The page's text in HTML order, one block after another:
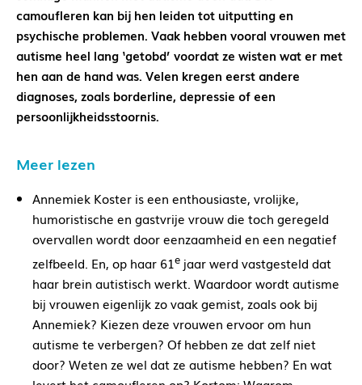
camoufleren kan bij hen leiden tot uitputting en
psychische problemen. Vaak hebben vooral vrouwen met
autisme heel lang ‘getobd’ voordat ze wisten wat er met
hen aan de hand was. Velen kregen eerst andere
diagnoses, zoals borderline, depressie of een
persoonlijkheidsstoornis.
Meer lezen
Annemiek Koster is een enthousiaste, vrolijke,
humoristische en gastvrije vrouw die toch geregeld
overvallen wordt door eenzaamheid en een negatief
zelfbeeld. En, op haar 61e jaar werd vastgesteld dat
haar brein autistisch werkt. Waardoor wordt autisme
bij vrouwen eigenlijk zo vaak gemist, zoals ook bij
Annemiek? Kiezen deze vrouwen ervoor om hun
autisme te verbergen? Of hebben ze dat zelf niet
door? Weten ze wel dat ze autisme hebben? En wat